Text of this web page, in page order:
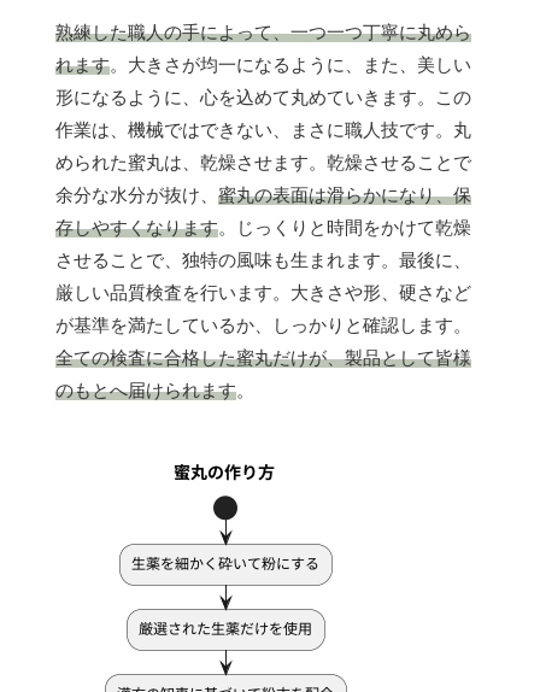
熟練した職人の手によって、一つ一つ丁寧に丸めら
れます。大きさが均一になるように、また、美しい
形になるように、心を込めて丸めていきます。この
作業は、機械ではできない、まさに職人技です。丸
められた蜜丸は、乾燥させます。乾燥させることで
余分な水分が抜け、 蜜丸の表面は滑らかになり、保
存しやすくなります。じっくりと時間をかけて乾燥
させることで、独特の風味も生まれます。最後に、
厳しい品質検査を行います。大きさや形、硬さなど
が基準を満たしているか、しっかりと確認します。
全ての検査に合格した蜜丸だけが、製品として皆様
のもとへ届けられます。